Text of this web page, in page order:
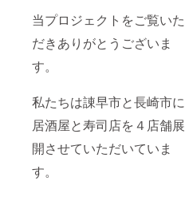
当プロジェクトをご覧いた
だきありがとうございま
す。
私たちは諌早市と長崎市に
居酒屋と寿司店を４店舗展
開させていただいていま
す。